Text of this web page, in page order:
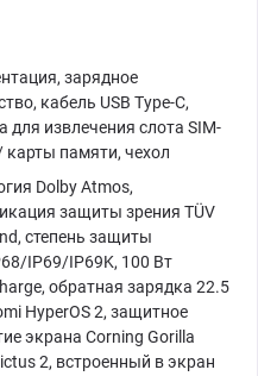
зарядное
кабель USB Type-C,
для извлечения слота SIM-
карты памяти, чехол
Dolby Atmos,
защиты зрения TÜV
степень защиты
IP69/IP69K, 100 Вт
обратная зарядка 22.5
HyperOS 2, защитное
экрана Corning Gorilla
2, встроенный в экран